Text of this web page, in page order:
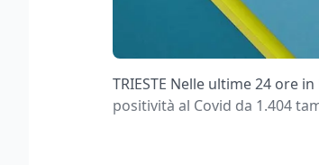
TRIESTE Nelle ultime 24 ore
positività al Covid da 1.404